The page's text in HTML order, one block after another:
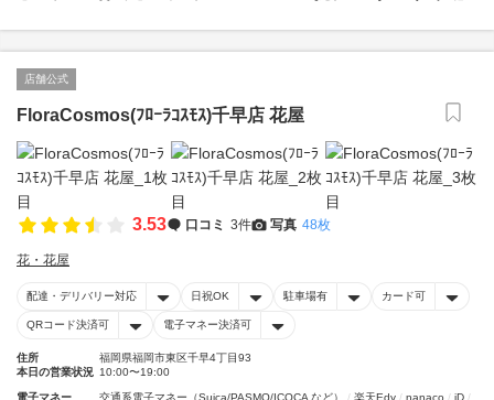
店舗公式
FloraCosmos(ﾌﾛｰﾗｺｽﾓｽ)千早店 花屋
3.53 口コミ 3件 写真 48枚
花・花屋
配達・デリバリー対応 日祝OK 駐車場有 カード可
QRコード決済可 電子マネー決済可
住所
福岡県福岡市東区千早4丁目93
本日の営業状況 10:00〜19:00
電子マネー 交通系電子マネー（Suica/PASMO/ICOCA など） 楽天Edy nanaco
iD